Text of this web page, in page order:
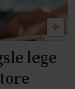
lege